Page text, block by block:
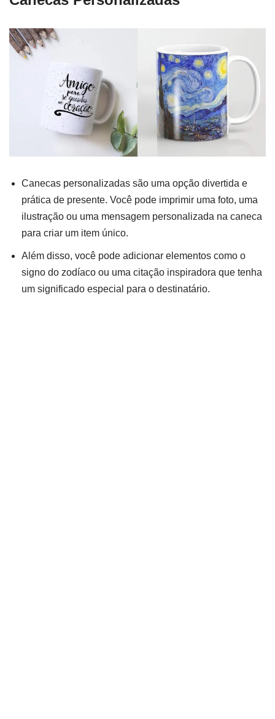
Canecas personalizadas são uma opção divertida e
prática de presente. Você pode imprimir uma foto, uma
ilustração ou uma mensagem personalizada na caneca
para criar um item único.
Além disso, você pode adicionar elementos como o
signo do zodíaco ou uma citação inspiradora que tenha
um significado especial para o destinatário.